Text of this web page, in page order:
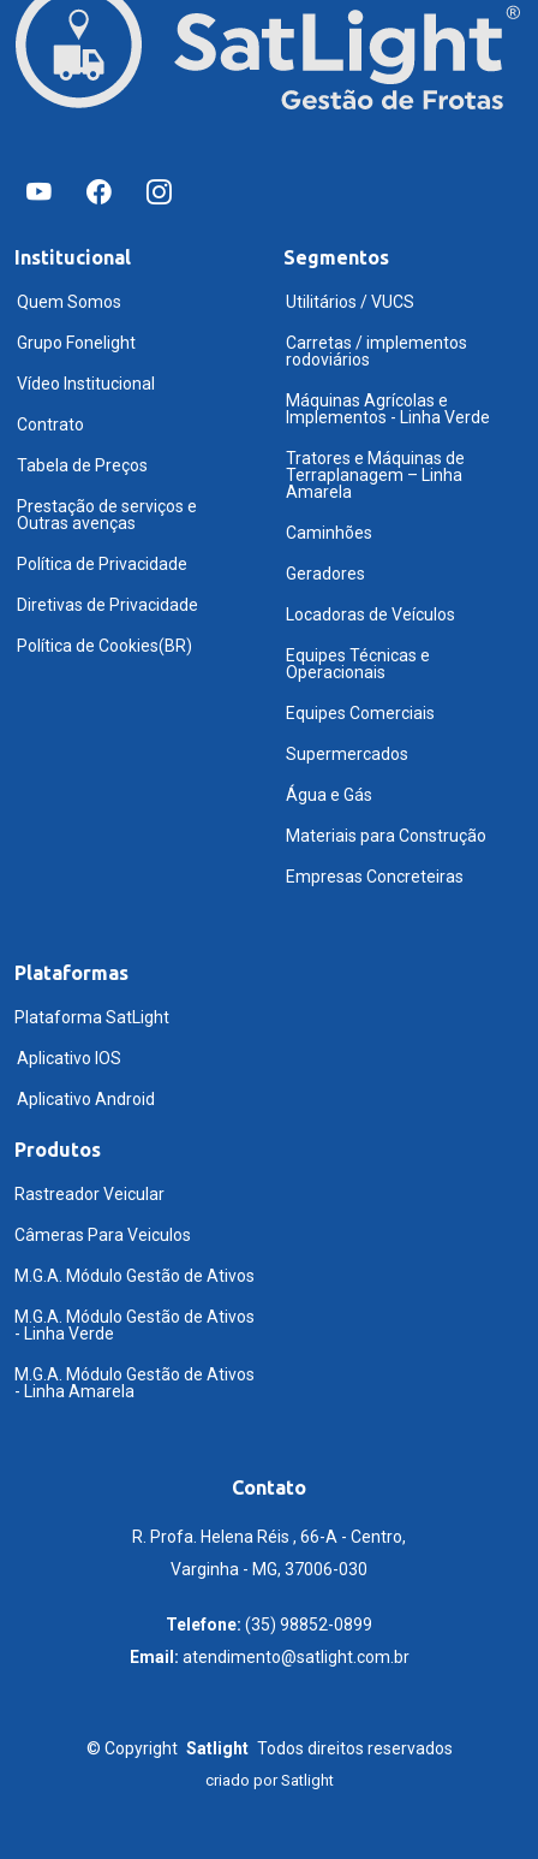
Institucional
Quem Somos
Grupo Fonelight
Vídeo Institucional
Contrato
Tabela de Preços
Prestação de serviços e
Outras avenças
Política de Privacidade
Diretivas de Privacidade
Política de Cookies(BR)
Segmentos
Utilitários / VUCS
Carretas / implementos
rodoviários
Máquinas Agrícolas e
Implementos - Linha Verde
Tratores e Máquinas de
Terraplanagem – Linha
Amarela
Caminhões
Geradores
Locadoras de Veículos
Equipes Técnicas e
Operacionais
Equipes Comerciais
Supermercados
Água e Gás
Materiais para Construção
Empresas Concreteiras
Plataformas
Plataforma SatLight
Aplicativo IOS
Aplicativo Android
Produtos
Rastreador Veicular
Câmeras Para Veiculos
M.G.A. Módulo Gestão de Ativos
M.G.A. Módulo Gestão de Ativos
- Linha Verde
M.G.A. Módulo Gestão de Ativos
- Linha Amarela
Contato
R. Profa. Helena Réis , 66-A - Centro,
Varginha - MG, 37006-030
Telefone: (35) 98852-0899
Email: atendimento@satlight.com.br
© Copyright Satlight Todos direitos reservados
criado porSatlight